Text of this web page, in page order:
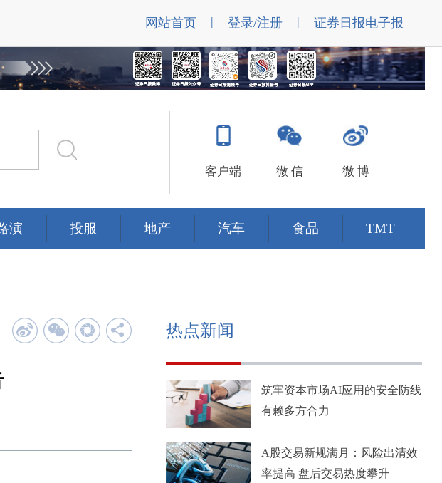
网站首页 | 登录/注册 | 证券日报电子报
客户端 微 信 微 博
演 投服 地产 汽车 食品 TMT
热点新闻
筑牢资本市场AI应用的安全防线
有赖多方合力
A股交易新规满月：风险出清效
率提高 盘后交易热度攀升